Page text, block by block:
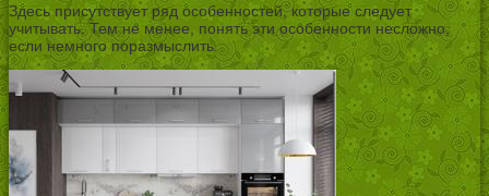
Здесь присутствует ряд особенностей, которые следует
учитывать. Тем не менее, понять эти особенности несложно,
если немного поразмыслить.